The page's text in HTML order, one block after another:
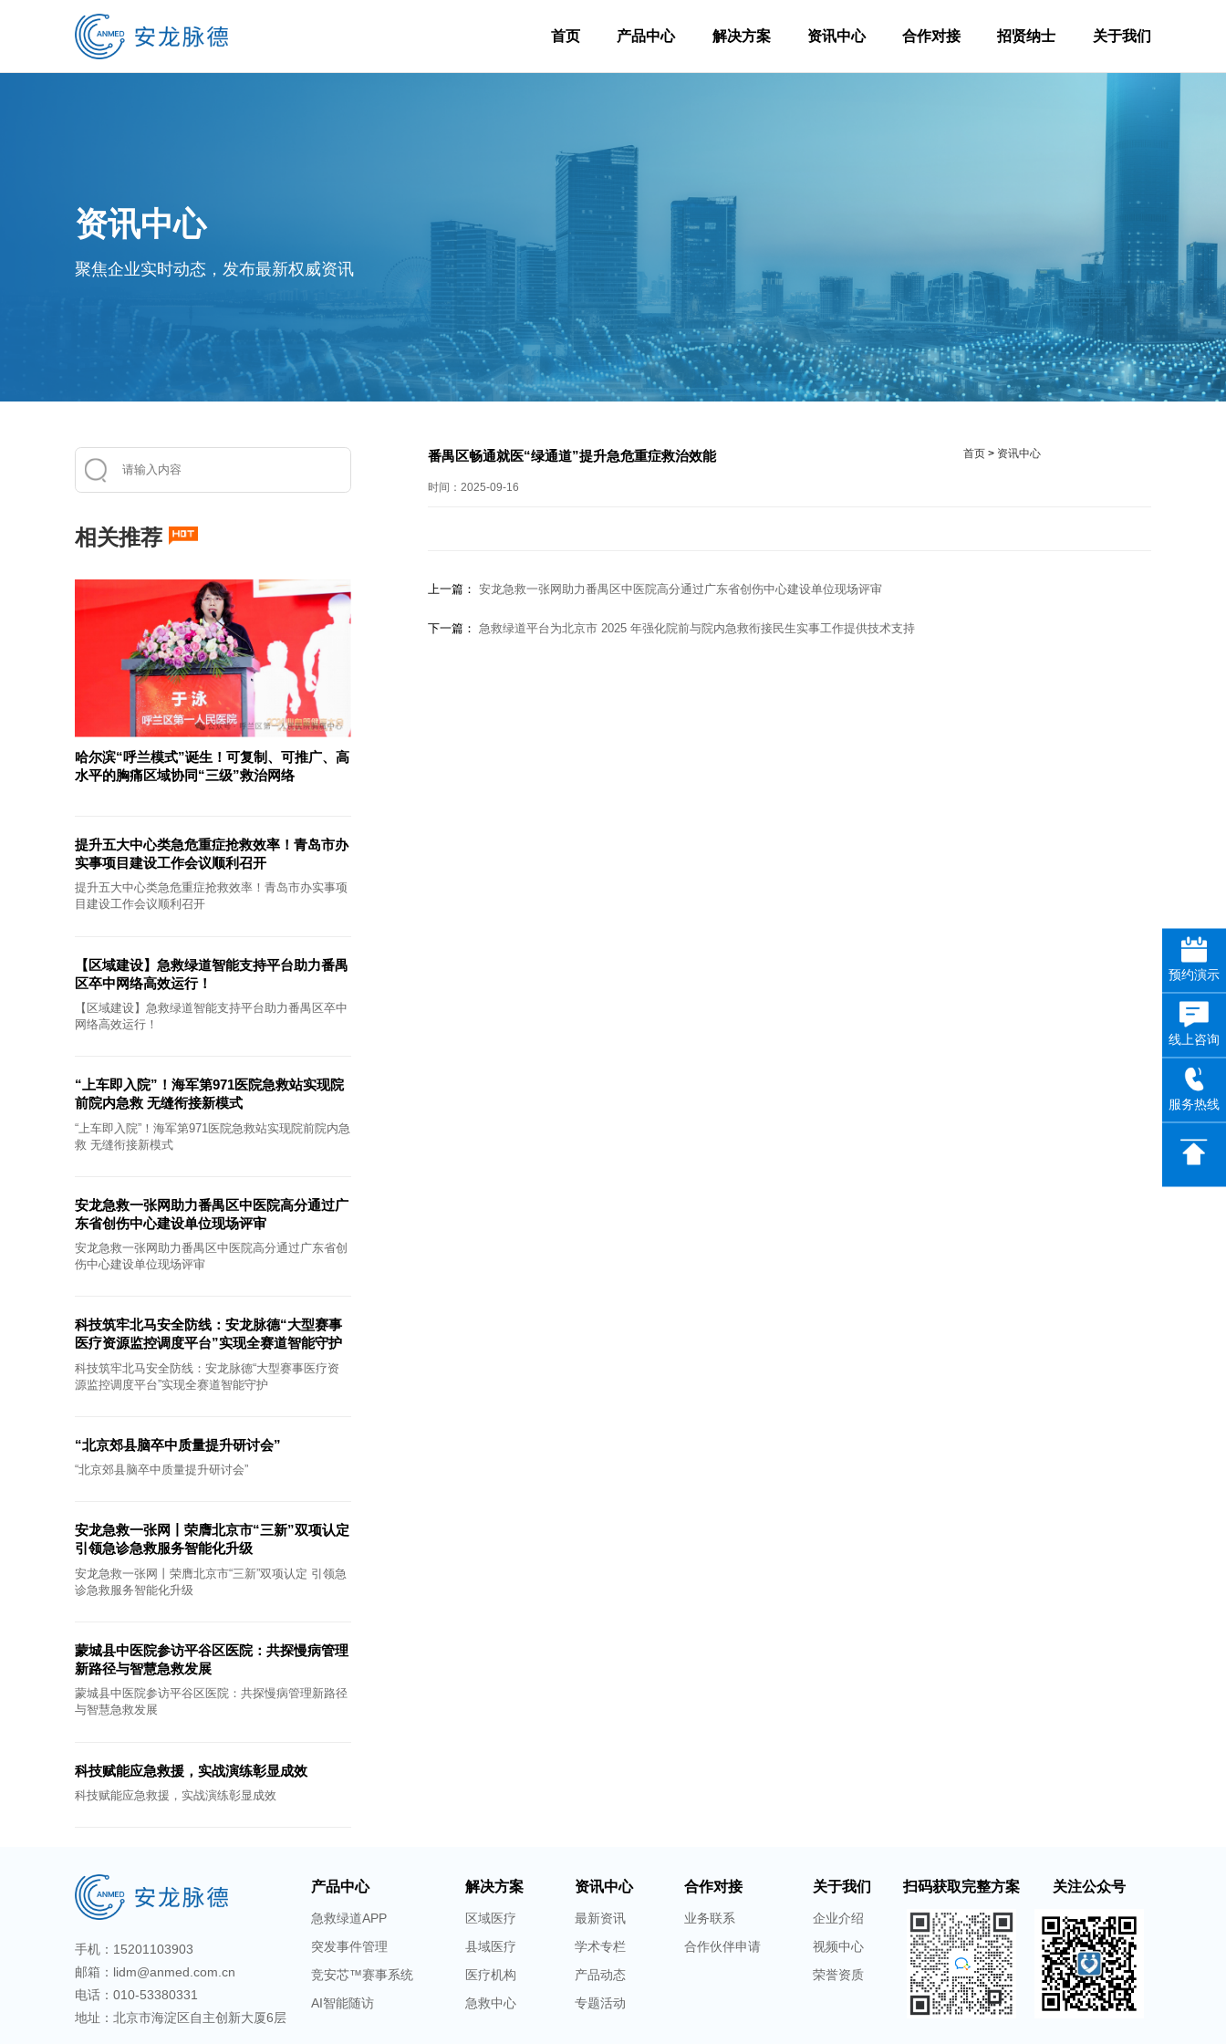
首页 产品中心 解决方案 资讯中心 合作对接 招贤纳士 关于我们
资讯中心
聚焦企业实时动态，发布最新权威资讯
相关推荐
哈尔滨“呼兰模式”诞生！可复制、可推广、高
水平的胸痛区域协同“三级”救治网络
提升五大中心类急危重症抢救效率！青岛市办
实事项目建设工作会议顺利召开
提升五大中心类急危重症抢救效率！青岛市办实事项
目建设工作会议顺利召开
【区域建设】急救绿道智能支持平台助力番禺
区卒中网络高效运行！
【区域建设】急救绿道智能支持平台助力番禺区卒中
网络高效运行！
“上车即入院”！海军第971医院急救站实现院
前院内急救 无缝衔接新模式
“上车即入院”！海军第971医院急救站实现院前院内急
救 无缝衔接新模式
安龙急救一张网助力番禺区中医院高分通过广
东省创伤中心建设单位现场评审
安龙急救一张网助力番禺区中医院高分通过广东省创
伤中心建设单位现场评审
科技筑牢北马安全防线：安龙脉德“大型赛事
医疗资源监控调度平台”实现全赛道智能守护
科技筑牢北马安全防线：安龙脉德“大型赛事医疗资
源监控调度平台”实现全赛道智能守护
“北京郊县脑卒中质量提升研讨会”
“北京郊县脑卒中质量提升研讨会”
安龙急救一张网丨荣膺北京市“三新”双项认定
引领急诊急救服务智能化升级
安龙急救一张网丨荣膺北京市“三新”双项认定 引领急
诊急救服务智能化升级
蒙城县中医院参访平谷区医院：共探慢病管理
新路径与智慧急救发展
蒙城县中医院参访平谷区医院：共探慢病管理新路径
与智慧急救发展
科技赋能应急救援，实战演练彰显成效
科技赋能应急救援，实战演练彰显成效
番禺区畅通就医“绿通道”提升急危重症救治效能 首页> 资讯中心
时间：2025-09-16
上一篇： 安龙急救一张网助力番禺区中医院高分通过广东省创伤中心建设单位现场评审
下一篇： 急救绿道平台为北京市 2025 年强化院前与院内急救衔接民生实事工作提供技术支持
手机：15201103903
邮箱：lidm@anmed.com.cn
电话：010-53380331
地址：北京市海淀区自主创新大厦6层
产品中心
急救绿道APP
突发事件管理
竞安芯™赛事系统
AI智能随访
解决方案
区域医疗
县域医疗
医疗机构
急救中心
资讯中心
最新资讯
学术专栏
产品动态
专题活动
合作对接
业务联系
合作伙伴申请
关于我们
企业介绍
视频中心
荣誉资质
扫码获取完整方案 关注公众号
预约演示
线上咨询
服务热线